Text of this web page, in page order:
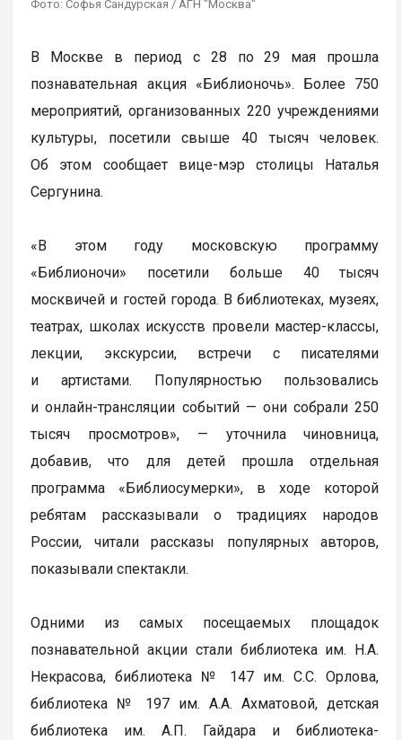
Фото: Софья Сандурская / АГН "Москва"
В Москве в период с 28 по 29 мая прошла
познавательная акция «Библионочь». Более 750
мероприятий, организованных 220 учреждениями
культуры, посетили свыше 40 тысяч человек.
Об этом сообщает вице-мэр столицы Наталья
Сергунина.
«В этом году московскую программу
«Библионочи» посетили больше 40 тысяч
москвичей и гостей города. В библиотеках, музеях,
театрах, школах искусств провели мастер-классы,
лекции, экскурсии, встречи с писателями
и артистами. Популярностью пользовались
и онлайн-трансляции событий — они собрали 250
тысяч просмотров», — уточнила чиновница,
добавив, что для детей прошла отдельная
программа «Библиосумерки», в ходе которой
ребятам рассказывали о традициях народов
России, читали рассказы популярных авторов,
показывали спектакли.
Одними из самых посещаемых площадок
познавательной акции стали библиотека им. Н.А.
Некрасова, библиотека № 147 им. С.С. Орлова,
библиотека № 197 им. А.А. Ахматовой, детская
библиотека им. А.П. Гайдара и библиотека-